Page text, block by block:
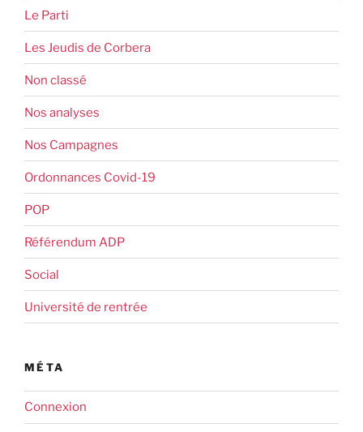
Le Parti
Les Jeudis de Corbera
Non classé
Nos analyses
Nos Campagnes
Ordonnances Covid-19
POP
Référendum ADP
Social
Université de rentrée
MÉTA
Connexion